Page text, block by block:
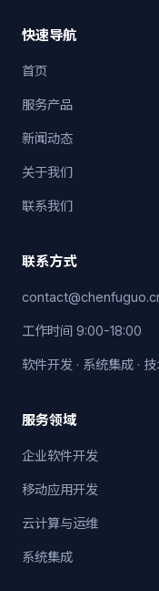
快速导航
首页
服务产品
新闻动态
关于我们
联系我们
联系方式
工作时间 9:00-18:00
软件开发 · 系统集成 ·
服务领域
企业软件开发
移动应用开发
云计算与运维
系统集成